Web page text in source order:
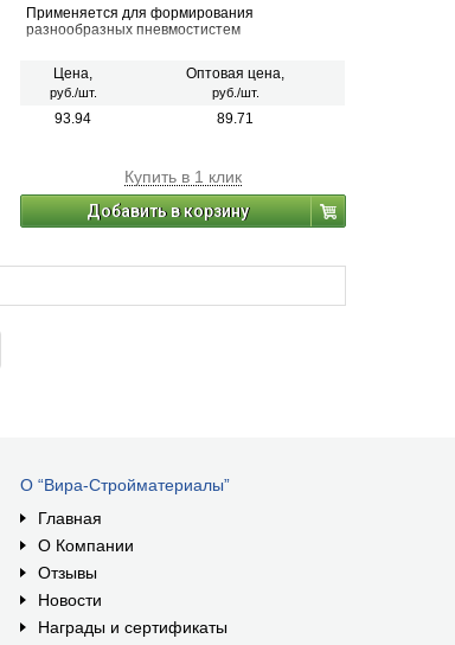
Применяется для формирования
разнообразных пневмостистем
Цена,
руб./шт.
Оптовая цена,
руб./шт.
93.94 89.71
Купить в 1 клик
Добавить в корзину
О “Вира-Стройматериалы”
Главная
О Компании
Отзывы
Новости
Награды и сертификаты